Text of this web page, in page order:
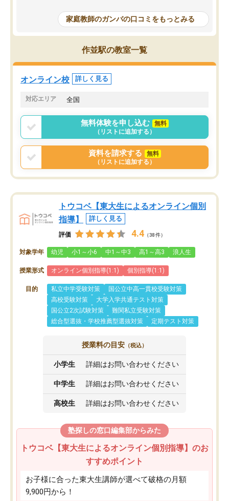
めて1年ほどだった今では平均点以上の
科目が増えてきました！あと1年受験ま
であるので無料の週末教室を使用しな
がら頑張って欲しいと思います！
問できるのでとても助か
家庭教師のガンバの口コミをもっとみる
作並駅の教室一覧
オンライン校 詳しく見る
対応エリア 全国
無料体験を申し込む
無料
（リストに追加する）
資料を請求する
無料
（リストに追加する）
トウコベ【東大生によるオンライン個別
指導】
詳しく見る
評価 4.4 （38件）
対象学年 幼児 小1～小6 中1～中3 高1～高3 浪人生
授業形式 オンライン個別指導(1:1) 個別指導(1:1)
目的 私立中学受験対策
国公立中高一貫校受験対策
高校受験対策
大学入学共通テスト対策
国公立2次試験対策
難関私立受験対策
総合型選抜・学校推薦型選抜対策
定期テスト対策
授業料の目安 （税込）
小学生 詳細はお問い合わせください
中学生 詳細はお問い合わせください
高校生 詳細はお問い合わせください
塾探しの窓口編集部からみた
トウコベ【東大生によるオンライン個別指導】のお
すすめポイント
お子様に合った東大生講師が選べて破格の月額
9,900円から！